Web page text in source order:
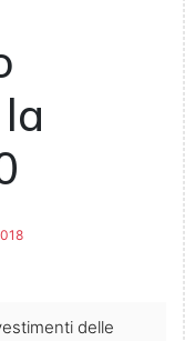
delle